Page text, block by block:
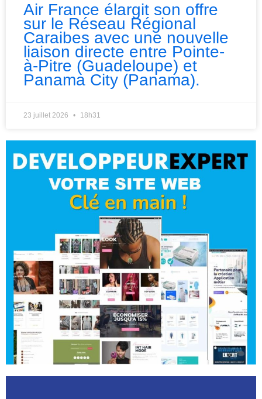
Air France élargit son offre
sur le Réseau Régional
Caraibes avec une nouvelle
liaison directe entre Pointe-
à-Pitre (Guadeloupe) et
Panama City (Panama).
23 juillet 2026 18h31